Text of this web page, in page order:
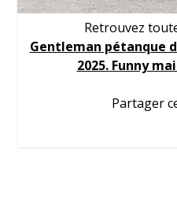
Retrouvez
Gentleman pétanque
2025. Funny
Partager